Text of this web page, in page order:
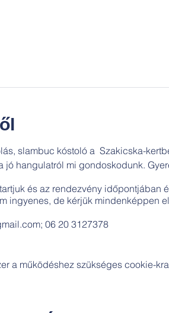
slambuc kóstoló a Szakicska-
jó hangulatról mi gondoskodunk.
és az rendezvény időpontjában
ingyenes, de kérjük mindenképpen
06 20 3127378
a működéshez szükséges cookie-